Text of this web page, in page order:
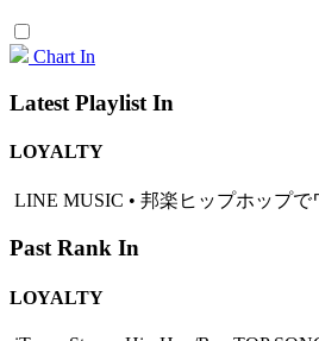
Chart In
Latest Playlist In
LOYALTY
LINE MUSIC • 邦楽ヒップホップで
Past Rank In
LOYALTY